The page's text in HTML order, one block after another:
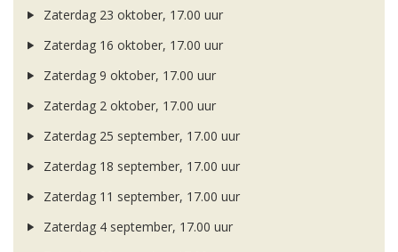
Zaterdag 23 oktober, 17.00 uur
Zaterdag 16 oktober, 17.00 uur
Zaterdag 9 oktober, 17.00 uur
Zaterdag 2 oktober, 17.00 uur
Zaterdag 25 september, 17.00 uur
Zaterdag 18 september, 17.00 uur
Zaterdag 11 september, 17.00 uur
Zaterdag 4 september, 17.00 uur